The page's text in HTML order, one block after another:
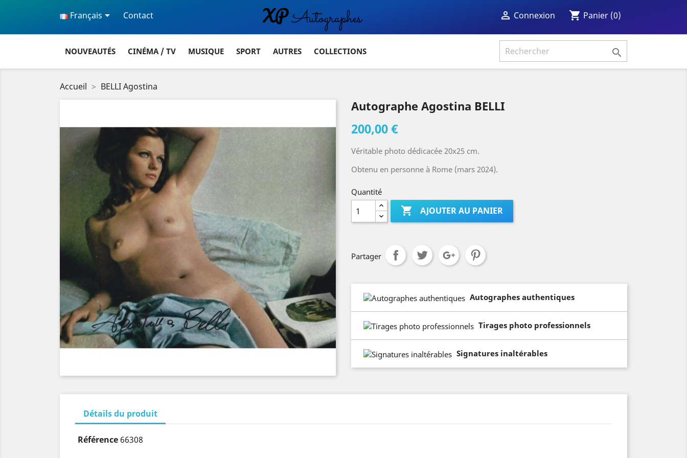
Français Contact  Connexion shopping_cart Panier (0)
NOUVEAUTÉS CINÉMA / TV MUSIQUE SPORT AUTRES COLLECTIONS 
Accueil BELLI Agostina
Autographe Agostina BELLI
200,00 €
Véritable photo dédicacée 20x25 cm.
Obtenu en personne à Rome (mars 2024).
Quantité
 AJOUTER AU PANIER
Partager
Autographes authentiques
Tirages photo professionnels
Signatures inaltérables
Détails du produit
Référence 66308